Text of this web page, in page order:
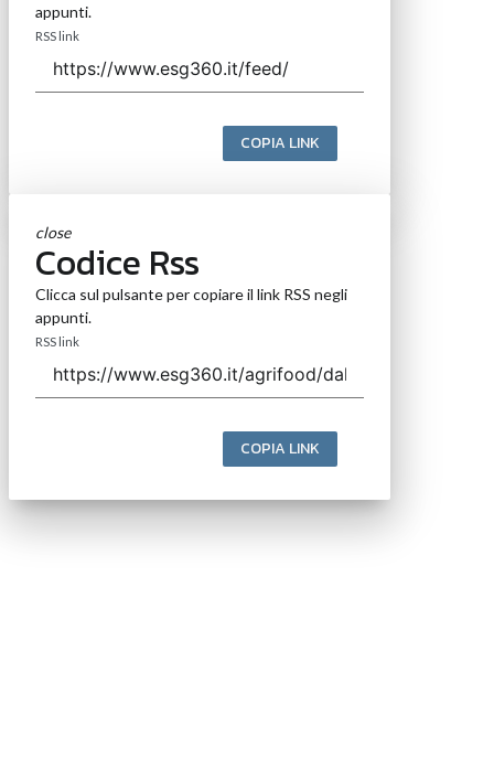
appunti.
RSS link
COPIA LINK
close
Codice Rss
Clicca sul pulsante per copiare il link RSS negli
appunti.
RSS link
COPIA LINK